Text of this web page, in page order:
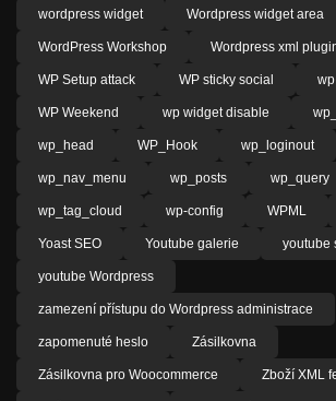
wordpress widget Wordpress widget area
WordPress Workshop Wordpress xml
WP Setup attack WP sticky social
WP Weekend wp widget disable
wp_head WP_Hook wp_loginout
wp_nav_menu wp_posts wp_query
wp_tag_cloud wp-config WPML
Yoast SEO Youtube galerie youtube
youtube Wordpress
zamezení přístupu do Wordpress administrace
zapomenuté heslo Zásilkovna
Zásilkovna pro Woocommerce Zboží XML